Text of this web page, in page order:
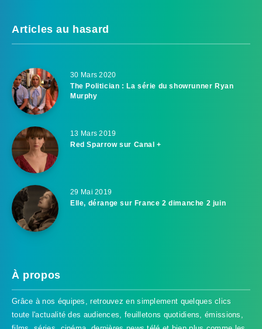
Articles au hasard
30 Mars 2020
The Politician : La série du showrunner Ryan
Murphy
13 Mars 2019
Red Sparrow sur Canal +
29 Mai 2019
Elle, dérange sur France 2 dimanche 2 juin
À propos
Grâce à nos équipes, retrouvez en simplement quelques clics
toute l'actualité des audiences, feuilletons quotidiens, émissions,